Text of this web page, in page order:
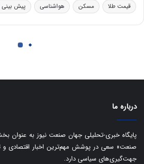
درباره ما
پایگاه خبری-تحلیلی جهان صنعت نیوز به عنوان
صنعت» سعی در پوشش مهم‌ترین اخبار اقتصادی و
جهت‌گیری‌های سیاسی دارد.